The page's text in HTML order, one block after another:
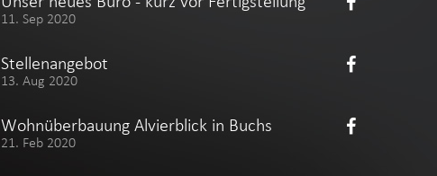
11. Sep 2020
Stellenangebot
13. Aug 2020
Wohnüberbauung Alvierblick in Buchs
21. Feb 2020